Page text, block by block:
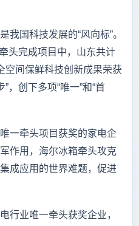
国科技发展的“风向标”。
头完成项目中，山东共计
空间保鲜科技创新成果荣获
，创下多项“唯一”和“首
牵头项目获奖的家电企
作用，海尔冰箱牵头攻克
成应用的世界难题，促进
业唯一牵头获奖企业，